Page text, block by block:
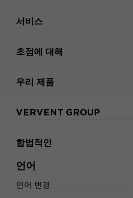
언어
언어 변경
서비스
초점에 대해
우리 제품
VERVENT GROUP
합법적인